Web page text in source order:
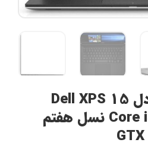
لپ تاپ الترابوک دل Dell XPS 15
9560 پردازنده Core i5 نسل هفتم